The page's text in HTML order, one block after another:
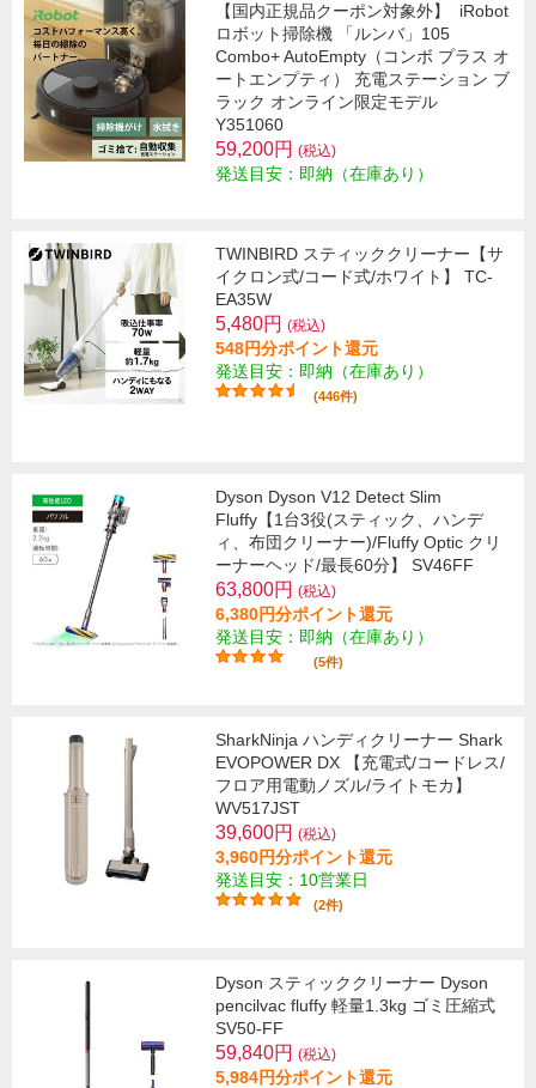
【国内正規品クーポン対象外】
iRobot
ロボット掃除機 「ルンバ」105
Combo+ AutoEmpty（コンボ プラス オ
ートエンプティ） 充電ステーション ブ
ラック オンライン限定モデル
Y351060
59,200円 (税込)
発送目安：即納（在庫あり）
TWINBIRD スティッククリーナー【サ
イクロン式/コード式/ホワイト】 TC-
EA35W
5,480円 (税込)
548円分ポイント還元
発送目安：即納（在庫あり）
(446件)
Dyson Dyson V12 Detect Slim
Fluffy【1台3役(スティック、ハンデ
ィ、布団クリーナー)/Fluffy Optic クリ
ーナーヘッド/最長60分】 SV46FF
63,800円 (税込)
6,380円分ポイント還元
発送目安：即納（在庫あり）
(5件)
SharkNinja ハンディクリーナー Shark
EVOPOWER DX 【充電式/コードレス/
フロア用電動ノズル/ライトモカ】
WV517JST
39,600円 (税込)
3,960円分ポイント還元
発送目安：10営業日
(2件)
Dyson スティッククリーナー Dyson
pencilvac fluffy 軽量1.3kg ゴミ圧縮式
SV50-FF
59,840円 (税込)
5,984円分ポイント還元